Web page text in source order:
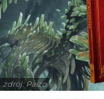
zdroj: Paizo